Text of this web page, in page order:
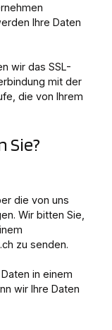
Ihre Daten
wir das SSL-
mit der
die von Ihrem
Sie?
die von uns
Wir bitten Sie,
zu senden.
in einem
wir Ihre Daten